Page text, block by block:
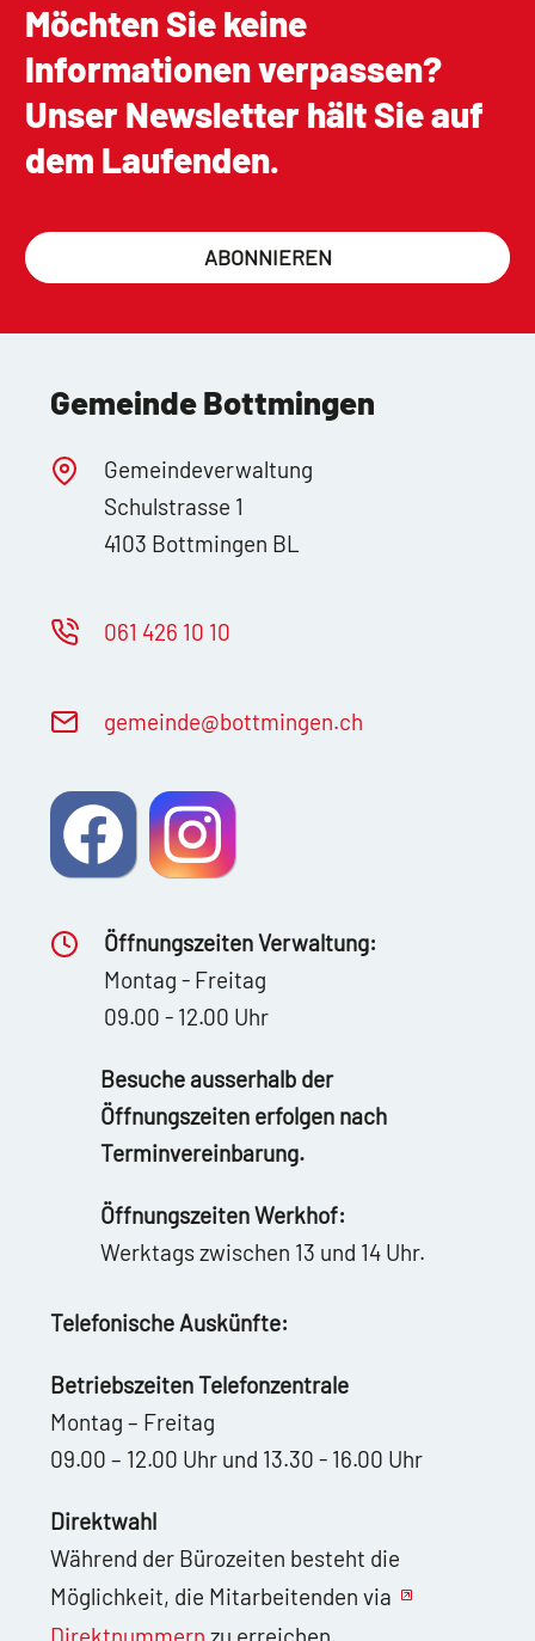
Möchten Sie keine
Informationen verpassen?
Unser Newsletter hält Sie auf
dem Laufenden.
ABONNIEREN
Gemeinde Bottmingen
Gemeindeverwaltung
Schulstrasse 1
4103 Bottmingen BL
061 426 10 10
g m nd b ttm ng n ch
Öffnungszeiten Verwaltung:
Montag - Freitag
09.00 - 12.00 Uhr
Besuche ausserhalb der
Öffnungszeiten erfolgen nach
Terminvereinbarung.
Öffnungszeiten Werkhof:
Werktags zwischen 13 und 14 Uhr.
Telefonische Auskünfte:
Betriebszeiten Telefonzentrale
Montag – Freitag
09.00 – 12.00 Uhr und 13.30 - 16.00 Uhr
Direktwahl
Während der Bürozeiten besteht die
Möglichkeit, die Mitarbeitenden via
Direktnummern zu erreichen.